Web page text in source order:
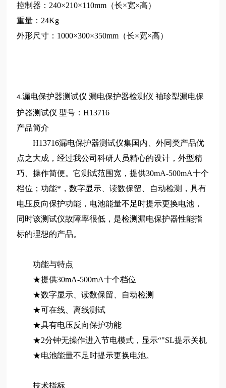
控制器：240×210×110mm（长×宽×高）
重量：24Kg
外形尺寸：1000×300×350mm（长×宽×高）
4.漏电保护器测试仪 漏电保护器检测仪 袖珍型漏电保
护器测试仪 型号：H13716
产品简介
H13716漏电保护器测试仪集国内、外同类产品优
点之大成，经过我公司科研人员精心的设计，外型精
巧、操作简便。它测试范围宽，提供30mA-500mA十个
档位；功能*，数字显示、读数保留、自动检测，具有
电压反向保护功能，电池能量不足时提示更换电池，
同时该测试仪故障率很低，是检测漏电保护器性能指
标的理想的产品。
功能与特点
★提供30mA-500mA十个档位
★数字显示、读数保留、自动检测
★可在线、离线测试
★具有电压反向保护功能
★2分钟无操作进入节电模式，显示“"SL提示关机
★电池能量不足时提示更换电池。
技术指标